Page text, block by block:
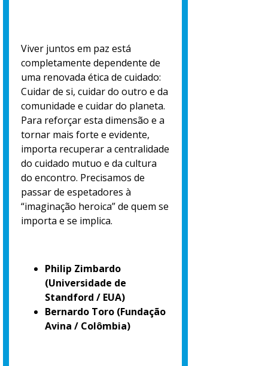
Viver juntos em paz está
completamente dependente de
uma renovada ética de cuidado:
Cuidar de si, cuidar do outro e da
comunidade e cuidar do planeta.
Para reforçar esta dimensão e a
tornar mais forte e evidente,
importa recuperar a centralidade
do cuidado mutuo e da cultura
do encontro. Precisamos de
passar de espetadores à
“imaginação heroica” de quem se
importa e se implica.
Philip Zimbardo
(Universidade de
Standford / EUA)
Bernardo Toro (Fundação
Avina / Colômbia)